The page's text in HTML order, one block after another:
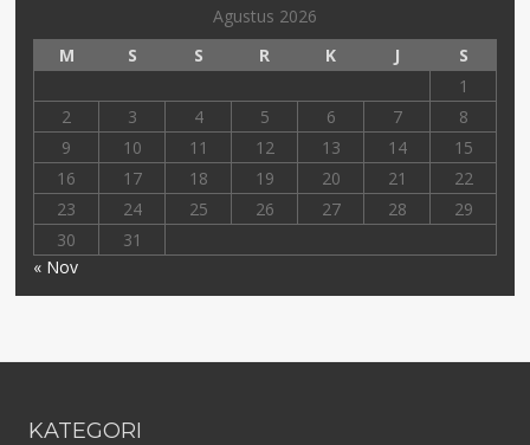
Agustus 2026
M
S S R K J
S
1
2
3 4 5 6 7
8
9
10 11 12 13 14
15
16
17 18 19 20 21
22
23
24 25 26 27 28
29
30
31
« Nov
KATEGORI